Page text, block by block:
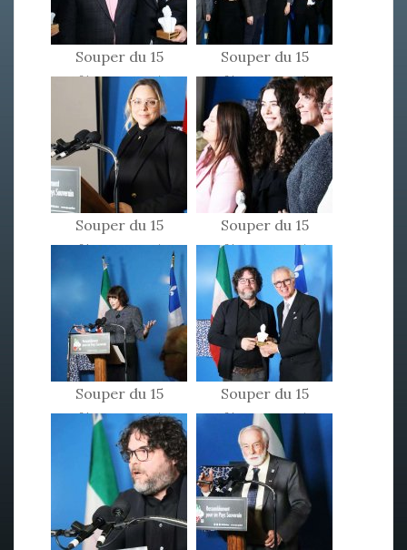
Souper du 15
février 2025
Souper du 15
février 2025
Souper du 15
février 2025
Souper du 15
février 2025
Souper du 15
février 2025
Souper du 15
février 2025